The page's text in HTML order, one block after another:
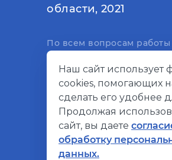
области, 2021
По всем вопросам работы
электронный адрес
support@socialkompas.ru
© Социальный компас, 2026
Наш сайт использует
cookies, помогающих
сделать его удобнее
Продолжая
сайт, вы даете
обработку
данных.